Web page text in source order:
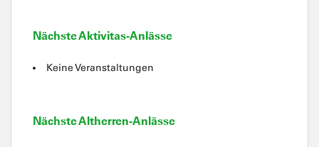
Nächste Aktivitas-Anlässe
Keine Veranstaltungen
Nächste Altherren-Anlässe